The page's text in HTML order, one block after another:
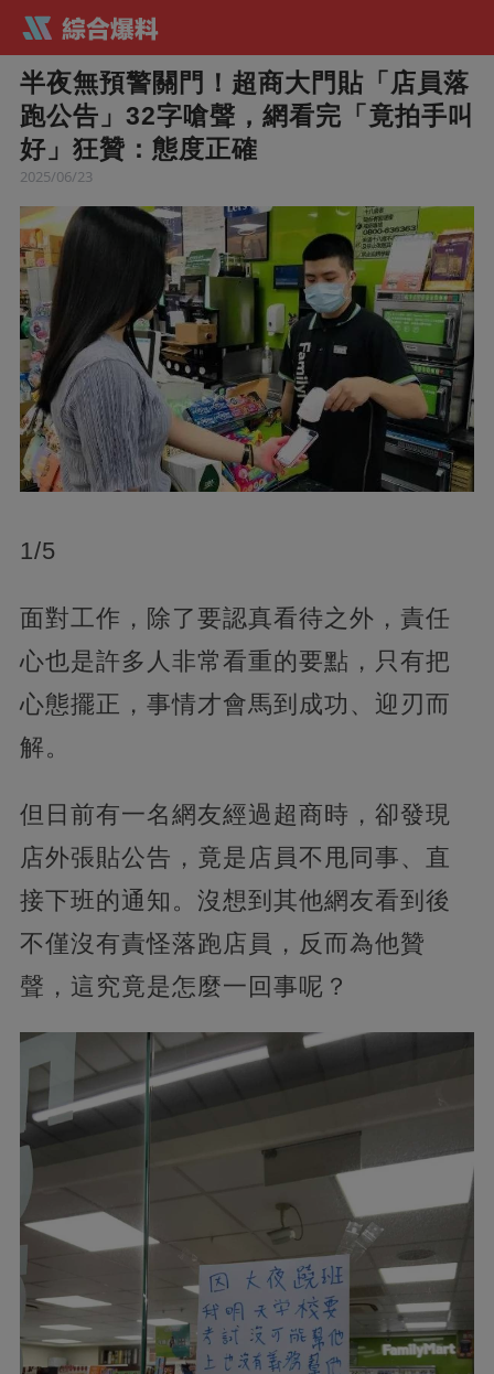
半夜無預警關門！超商大門貼「店員落
跑公告」32字嗆聲，網看完「竟拍手叫
好」狂贊：態度正確
2025/06/23
1/5
面對工作，除了要認真看待之外，責任
心也是許多人非常看重的要點，只有把
心態擺正，事情才會馬到成功、迎刃而
解。
但日前有一名網友經過超商時，卻發現
店外張貼公告，竟是店員不甩同事、直
接下班的通知。沒想到其他網友看到後
不僅沒有責怪落跑店員，反而為他贊
聲，這究竟是怎麼一回事呢？